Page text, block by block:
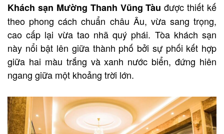
Khách sạn Mường Thanh Vũng Tàuđược thiết kế
theo phong cách chuẩn châu Âu, vừa sang trọng,
cao cấp lại vừa tao nhã quý phái. Tòa khách sạn
này nổi bật lên giữa thành phố bởi sự phối kết hợp
giữa hai màu trắng và xanh nước biển, đứng hiên
ngang giữa một khoảng trời lớn.